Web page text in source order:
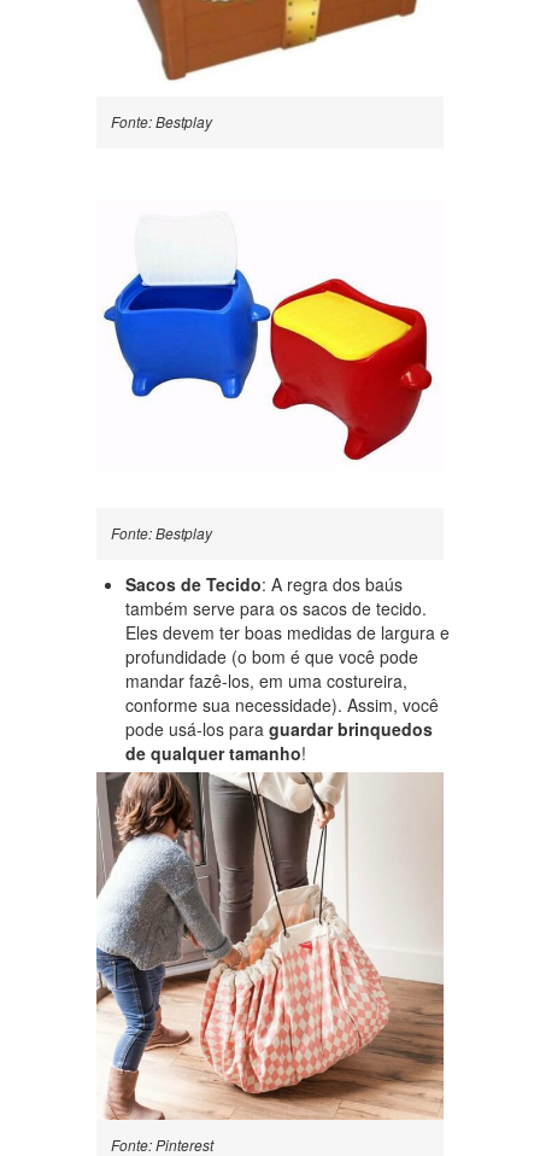
Fonte: Bestplay
Fonte: Bestplay
Sacos de Tecido: A regra dos baús
também serve para os sacos de tecido.
Eles devem ter boas medidas de largura e
profundidade (o bom é que você pode
mandar fazê-los, em uma costureira,
conforme sua necessidade). Assim, você
pode usá-los para guardar brinquedos
de qualquer tamanho!
Fonte: Pinterest